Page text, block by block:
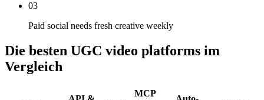
03
Paid social needs fresh creative weekly
Die besten UGC video platforms im
Vergleich
MCP